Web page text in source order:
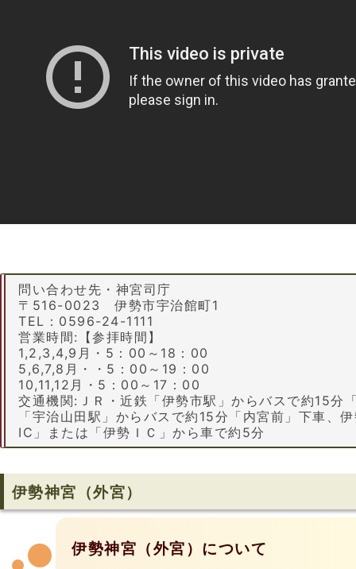
問い合わせ先・神宮司庁
〒516-0023 伊勢市宇治館町1
TEL：0596-24-1111
営業時間:【参拝時間】
1,2,3,4,9月・5：00～18：00
5,6,7,8月・・5：00～19：00
10,11,12月・5：00～17：00
交通機関:ＪＲ・近鉄「伊勢市駅」からバスで約15分
「宇治山田駅」からバスで約15分「内宮前」下車、
IC」または「伊勢ＩＣ」から車で約5分
伊勢神宮（外宮）
伊勢神宮（外宮）について